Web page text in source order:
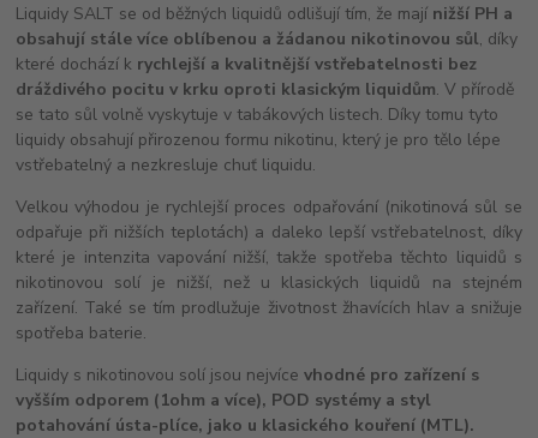
Liquidy SALT se od běžných liquidů odlišují tím, že mají nižší PH a
obsahují stále více oblíbenou a žádanou nikotinovou sůl, díky
které dochází k rychlejší a kvalitnější vstřebatelnosti bez
dráždivého pocitu v krku oproti klasickým liquidům. V přírodě
se tato sůl volně vyskytuje v tabákových listech. Díky tomu tyto
liquidy obsahují přirozenou formu nikotinu, který je pro tělo lépe
vstřebatelný a nezkresluje chuť liquidu.
Velkou výhodou je rychlejší proces odpařování (nikotinová sůl se
odpařuje při nižších teplotách) a daleko lepší vstřebatelnost, díky
které je intenzita vapování nižší, takže spotřeba těchto liquidů s
nikotinovou solí je nižší, než u klasických liquidů na stejném
zařízení. Také se tím prodlužuje životnost žhavících hlav a snižuje
spotřeba baterie.
Liquidy s nikotinovou solí jsou nejvícevhodné pro zařízení s
vyšším odporem (1ohm a více), POD systémy a styl
potahování ústa-plíce, jako u klasického kouření (MTL).